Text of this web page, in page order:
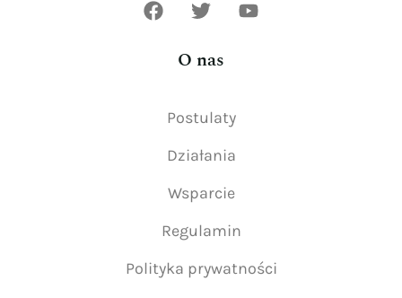
O nas
Postulaty
Działania
Wsparcie
Regulamin
Polityka prywatności